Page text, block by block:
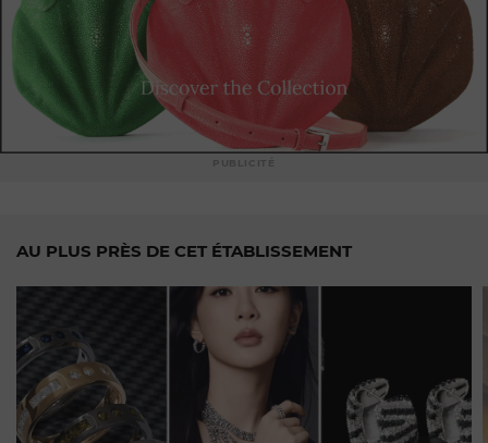
AU PLUS PRÈS DE CET ÉTABLISSEMENT